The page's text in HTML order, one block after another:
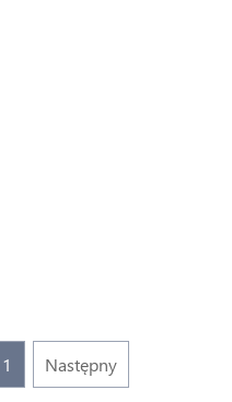
1 Następny